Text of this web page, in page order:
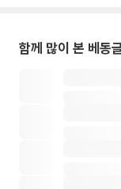
함께 많이 본 베동